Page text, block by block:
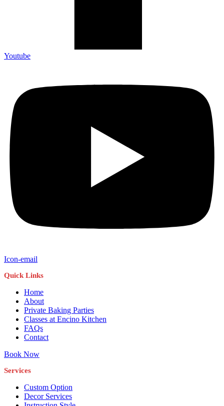
Youtube
Icon-email
Quick Links
Home
About
Private Baking Parties
Classes at Encino Kitchen
FAQs
Contact
Book Now
Services
Custom Option
Decor Services